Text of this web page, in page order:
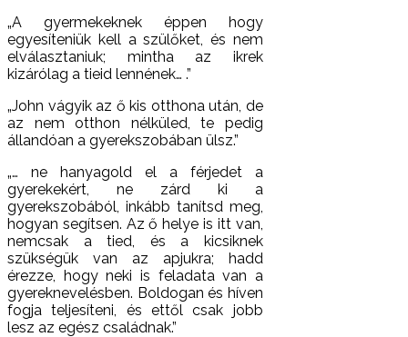
„A gyermekeknek éppen hogy
egyesíteniük kell a szülőket, és nem
elválasztaniuk; mintha az ikrek
kizárólag a tieid lennének… .”
„John vágyik az ő kis otthona után, de
az nem otthon nélküled, te pedig
állandóan a gyerekszobában ülsz.”
„… ne hanyagold el a férjedet a
gyerekekért, ne zárd ki a
gyerekszobából, inkább tanítsd meg,
hogyan segítsen. Az ő helye is itt van,
nemcsak a tied, és a kicsiknek
szükségük van az apjukra; hadd
érezze, hogy neki is feladata van a
gyereknevelésben. Boldogan és híven
fogja teljesíteni, és ettől csak jobb
lesz az egész családnak.”